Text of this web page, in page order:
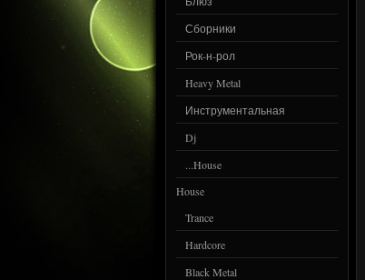
Сборники
Рок-н-рол
Heavy Metal
Инструментальная
Dj
...House
House
Trance
Hardcore
Black Metal